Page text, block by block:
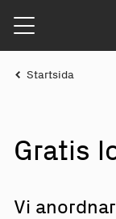
Startsida
Gratis
Vi